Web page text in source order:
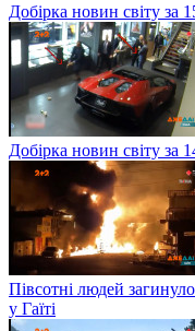
Добірка новин світу за
Добірка новин світу за
Півсотні людей
у Гаїті